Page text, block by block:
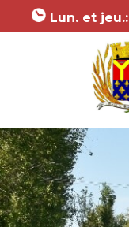
Lun. et jeu.: